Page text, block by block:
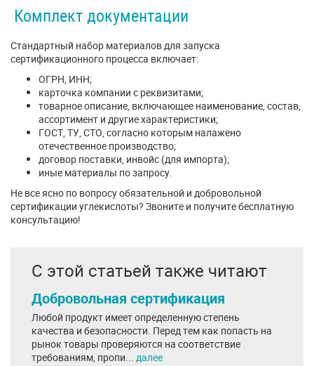
Комплект документации
Стандартный набор материалов для запуска
сертификационного процесса включает:
ОГРН, ИНН;
карточка компании с реквизитами;
товарное описание, включающее наименование, состав,
ассортимент и другие характеристики;
ГОСТ, ТУ, СТО, согласно которым налажено
отечественное производство;
договор поставки, инвойс (для импорта);
иные материалы по запросу.
Не все ясно по вопросу обязательной и добровольной
сертификации углекислоты? Звоните и получите бесплатную
консультацию!
С этой статьей также читают
Добровольная сертификация
Любой продукт имеет определенную степень
качества и безопасности. Перед тем как попасть на
рынок товары проверяются на соответствие
требованиям, пропи... далее